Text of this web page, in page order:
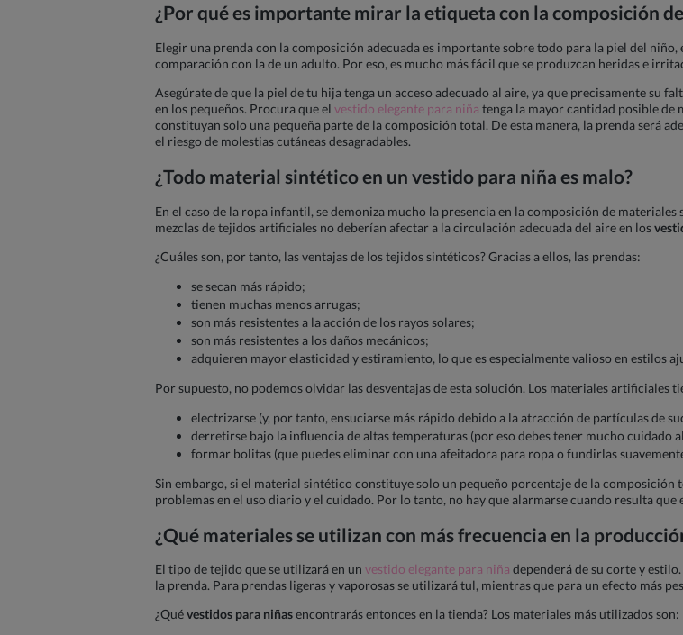
¿Por qué es importante mirar la etiqueta con la composición
Elegir una prenda con la composición adecuada es importante sobre todo para la piel del niño,
comparación con la de un adulto. Por eso, es mucho más fácil que se produzcan heridas e
Asegúrate de que la piel de tu hija tenga un acceso adecuado al aire, ya que precisamente su
en los pequeños. Procura que el vestido elegante para niña tenga la mayor cantidad posible de
constituyan solo una pequeña parte de la composición total. De esta manera, la prenda será
el riesgo de molestias cutáneas desagradables.
¿Todo material sintético en un vestido para niña es malo?
En el caso de la ropa infantil, se demoniza mucho la presencia en la composición de
mezclas de tejidos artificiales no deberían afectar a la circulación adecuada del aire en los
¿Cuáles son, por tanto, las ventajas de los tejidos sintéticos? Gracias a ellos, las prendas:
se secan más rápido;
tienen muchas menos arrugas;
son más resistentes a la acción de los rayos solares;
son más resistentes a los daños mecánicos;
adquieren mayor elasticidad y estiramiento, lo que es especialmente valioso en estilos
Por supuesto, no podemos olvidar las desventajas de esta solución. Los materiales artificiales
electrizarse (y, por tanto, ensuciarse más rápido debido a la atracción de partículas de
derretirse bajo la influencia de altas temperaturas (por eso debes tener mucho cuidado
formar bolitas (que puedes eliminar con una afeitadora para ropa o fundirlas
Sin embargo, si el material sintético constituye solo un pequeño porcentaje de la composición
problemas en el uso diario y el cuidado. Por lo tanto, no hay que alarmarse cuando resulta
¿Qué materiales se utilizan con más frecuencia en la
El tipo de tejido que se utilizará en un vestido elegante para niña dependerá de su corte y
la prenda. Para prendas ligeras y vaporosas se utilizará tul, mientras que para un efecto más
¿Quévestidos para niñasencontrarás entonces en la tienda? Los materiales más utilizados son: